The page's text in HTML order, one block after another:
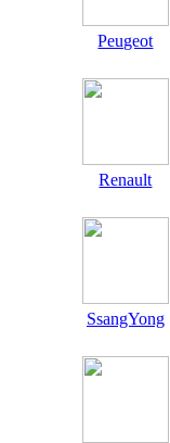
Peugeot
Renault
SsangYong